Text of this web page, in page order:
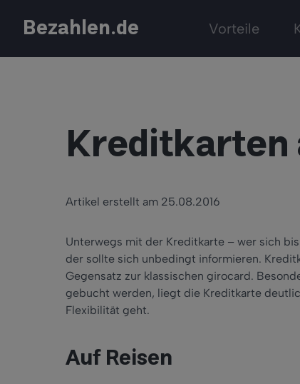
Bezahlen.de Vorteile
Kreditkarten
Artikel erstellt am 25.08.2016
Unterwegs mit der Kreditkarte – wer sich
der sollte sich unbedingt informieren.
Gegensatz zur klassischen girocard.
gebucht werden, liegt die Kreditkarte
Flexibilität geht.
Auf Reisen